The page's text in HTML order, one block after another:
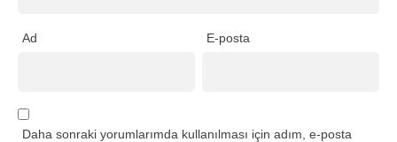
Ad E-posta
Daha sonraki yorumlarımda kullanılması için adım, e-posta